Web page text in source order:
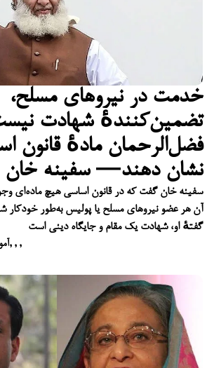
خدمت در نیروهای مسلح،
تضمین‌کنندهٔ شهادت
فضل‌الرحمان مادهٔ قانون
نشان دهند— سفینه خان
سفینه خان گفت که در قانون اساسی هیچ ماده‌ای
آن هر عضو نیروهای مسلح یا پولیس به‌طور خودکار
گفتهٔ او، شهادت یک مقام و جایگاه دینی است
, , ,